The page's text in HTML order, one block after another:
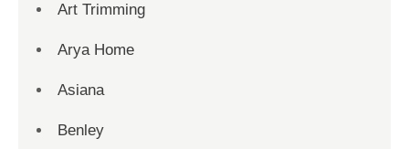
Art Trimming
Arya Home
Asiana
Benley